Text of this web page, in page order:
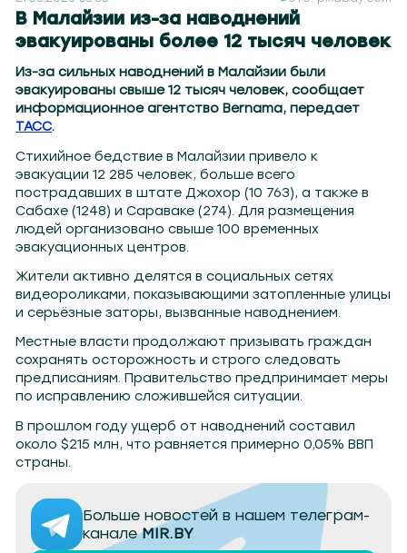
В Малайзии из-за наводнений
эвакуированы более 12 тысяч человек
Из-за сильных наводнений в Малайзии были
эвакуированы свыше 12 тысяч человек, сообщает
информационное агентство Bernama, передает
ТАСС.
Стихийное бедствие в Малайзии привело к
эвакуации 12 285 человек, больше всего
пострадавших в штате Джохор (10 763), а также в
Сабахе (1248) и Сараваке (274). Для размещения
людей организовано свыше 100 временных
эвакуационных центров.
Жители активно делятся в социальных сетях
видеороликами, показывающими затопленные улицы
и серьёзные заторы, вызванные наводнением.
Местные власти продолжают призывать граждан
сохранять осторожность и строго следовать
предписаниям. Правительство предпринимает меры
по исправлению сложившейся ситуации.
В прошлом году ущерб от наводнений составил
около $215 млн, что равняется примерно 0,05% ВВП
страны.
Больше новостей в нашем телеграм-
каналеMIR.BY